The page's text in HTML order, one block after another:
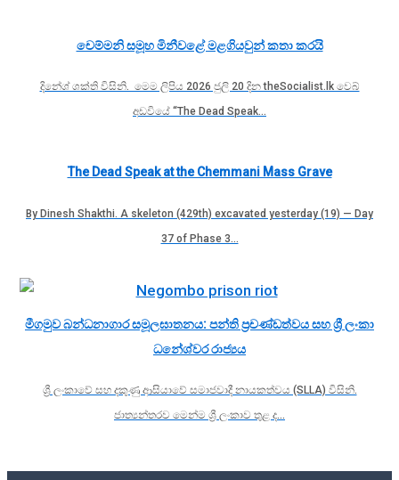
චෙම්මනි සමූහ මිනීවළේ මළගියවුන් කතා කරයි
දිනේශ් ශක්ති විසිනි. මෙම ලිපිය 2026 ජුලි 20 දින theSocialist.lk වෙබ්
අඩවියේ “The Dead Speak…
The Dead Speak at the Chemmani Mass Grave
By Dinesh Shakthi. A skeleton (429th) excavated yesterday (19) — Day
37 of Phase 3…
මීගමුව බන්ධනාගාර සමූලඝාතනය: පන්ති ප්‍රචණ්ඩත්වය සහ ශ්‍රී ලංකා
ධනේශ්වර රාජ්‍යය
ශ්‍රී ලංකාවේ සහ දකුණු ආසියාවේ සමාජවාදී නායකත්වය (SLLA) විසිනි.
ජාත්‍යන්තරව මෙන්ම ශ්‍රී ලංකාව තුළ ද…